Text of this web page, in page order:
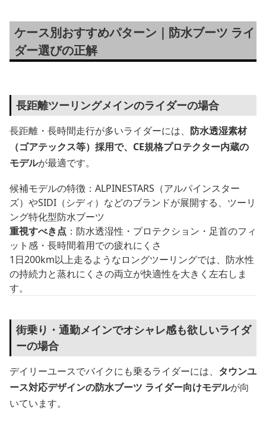
ケース別おすすめパターン｜防水ブーツ ライ
ダー選びの正解
長距離ツーリングメインのライダーの場合
長距離・長時間走行が多いライダーには、 防水透湿素材
（ゴアテックス等）採用で、CE規格プロテクター内蔵の
モデルが最適です。
候補モデルの特徴：ALPINESTARS（アルパインスター
ズ）やSIDI（シディ）などのブランドが展開する、ツーリ
ング特化型防水ブーツ
重視すべき点 ：防水透湿性・プロテクション・足首のフィ
ット感・長時間着用での疲れにくさ
1日200km以上走るようなロングツーリングでは、防水性
の持続力と蒸れにくさの両立が快適性を大きく左右しま
す。
街乗り・通勤メインでオシャレ感も欲しいライダ
ーの場合
デイリーユースでバイクにも乗るライダーには、 タウンユ
ース対応デザインの防水ブーツ ライダー向けモデルが向
いています。